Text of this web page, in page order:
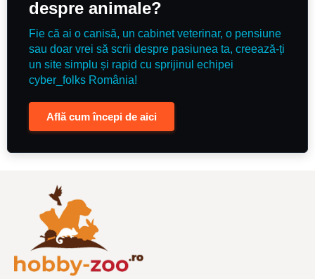
despre animale?
Fie că ai o canisă, un cabinet veterinar, o pensiune
sau doar vrei să scrii despre pasiunea ta, creează-ți
un site simplu și rapid cu sprijinul echipei
cyber_folks România!
Află cum începi de aici